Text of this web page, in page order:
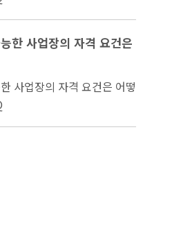
한 사업장의 자격 요건은
사업장의 자격 요건은 어떻